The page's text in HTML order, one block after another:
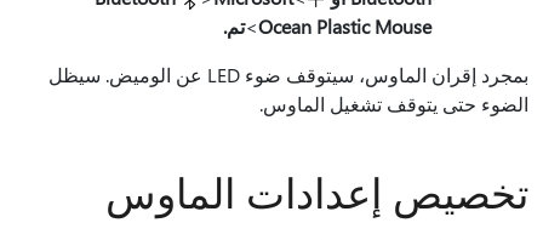
Ocean Plastic Mouse
>تم.
بمجرد إقران الماوس، سيتوقف ضوء LED عن الوميض. سيظل
الضوء حتى يتوقف تشغيل الماوس.
تخصيص إعدادات الماوس